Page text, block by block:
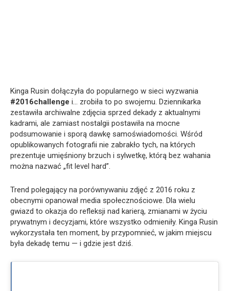
Kinga Rusin dołączyła do popularnego w sieci wyzwania
#2016challenge i… zrobiła to po swojemu. Dziennikarka
zestawiła archiwalne zdjęcia sprzed dekady z aktualnymi
kadrami, ale zamiast nostalgii postawiła na mocne
podsumowanie i sporą dawkę samoświadomości. Wśród
opublikowanych fotografii nie zabrakło tych, na których
prezentuje umięśniony brzuch i sylwetkę, którą bez wahania
można nazwać „fit level hard”.
Trend polegający na porównywaniu zdjęć z 2016 roku z
obecnymi opanował media społecznościowe. Dla wielu
gwiazd to okazja do refleksji nad karierą, zmianami w życiu
prywatnym i decyzjami, które wszystko odmieniły. Kinga Rusin
wykorzystała ten moment, by przypomnieć, w jakim miejscu
była dekadę temu — i gdzie jest dziś.